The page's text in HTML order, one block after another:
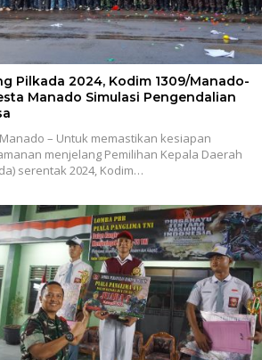
Pilkada 2024, Kodim 1309/Manado-
Manado Simulasi Pengendalian
– Untuk memastikan kesiapan
menjelang Pemilihan Kepala Daerah
serentak 2024, Kodim…